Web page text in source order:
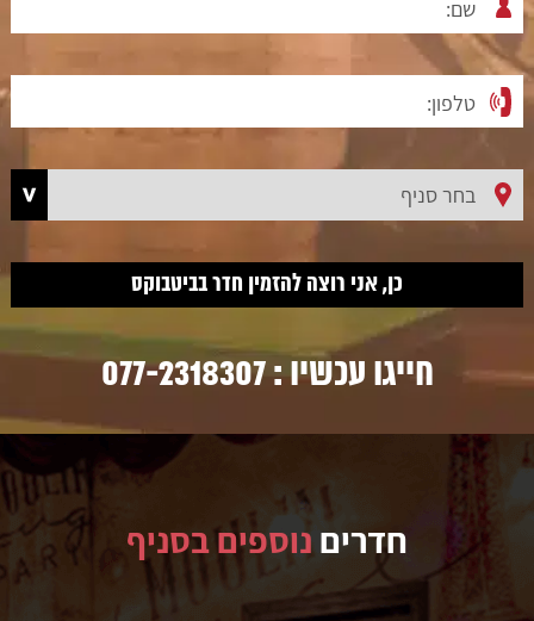
חייגו עכשיו :077-2318307
חדריםנוספים בסניף